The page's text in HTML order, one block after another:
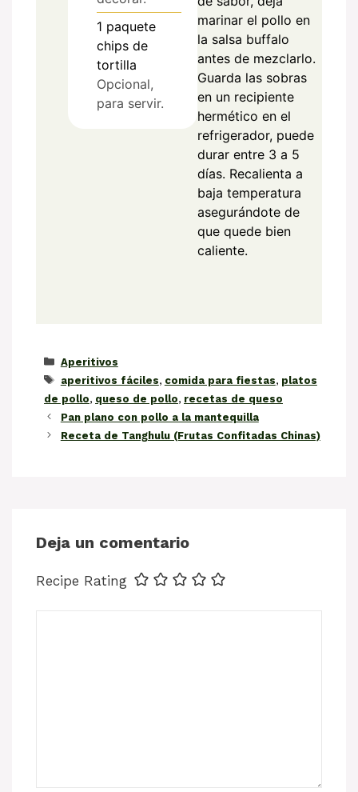
1 paquete
chips de
tortilla
Opcional,
para servir.
marinar el pollo en
la salsa buffalo
antes de mezclarlo.
Guarda las sobras
en un recipiente
hermético en el
refrigerador, puede
durar entre 3 a 5
días. Recalienta a
baja temperatura
asegurándote de
que quede bien
caliente.
Categorías
Aperitivos
Etiquetas
aperitivos fáciles, comida para fiestas, platos
de pollo, queso de pollo, recetas de queso
Pan plano con pollo a la mantequilla
Receta de Tanghulu (Frutas Confitadas Chinas)
Deja un comentario
Recipe Rating